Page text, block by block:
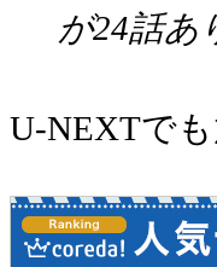
が24話あ
U-NEXTで